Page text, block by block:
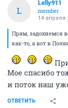
L
Lelly911
member
14 апреля
Прям, задохнемся
как-то, а вот в
Мое спасибо
и поток наш
ОТВЕТИТЬ